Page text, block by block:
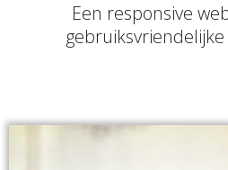
Een responsive